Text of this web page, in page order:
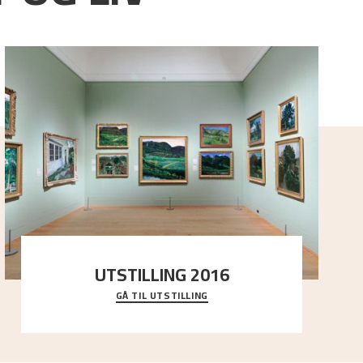
UTSTILLING 2016
En komplett oversikt over Nikolai Astrups
utstillinger, fra debuten i 1900 og frem til i dag.
GÅ TIL UTSTILLING